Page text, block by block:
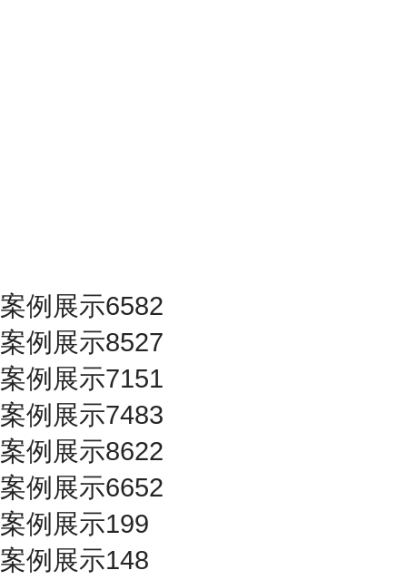
案例展示6582
案例展示8527
案例展示7151
案例展示7483
案例展示8622
案例展示6652
案例展示199
案例展示148